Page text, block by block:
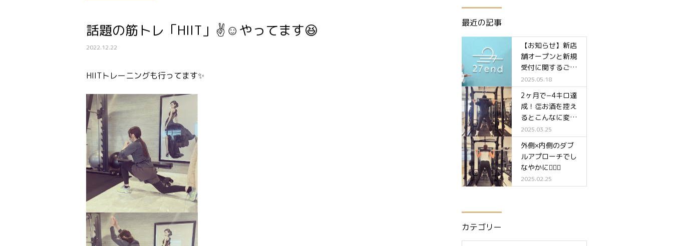
話題の筋トレ「HIIT」✌️☺️やってます😆
2022.12.22
HIITトレーニングも行ってます✨
最近の記事
【お知らせ】新店
舗オープンと新規
受付に関するご案
内✨
2025.05.18
2ヶ月で−4キロ達
成！👏お酒を控え
るとこんなに変わ
る✨
2025.03.25
外側×内側のダブ
ルアプローチでし
なやかに🧘‍♀️✨
2025.02.25
カテゴリー